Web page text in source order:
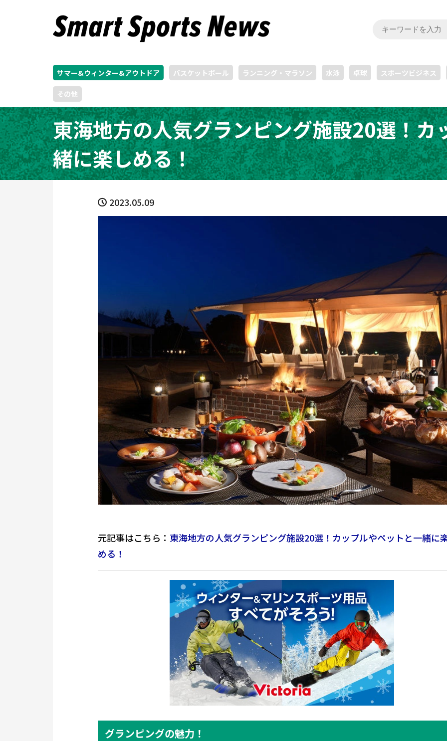
サマー&ウィンター&アウトドア バスケットボール ランニング・マラソン 水泳 卓球 スポーツビジネス
その他
東海地方の人気グランピング施設20選！カ
緒に楽しめる！
2023.05.09
元記事はこちら： 東海地方の人気グランピング施設20選！カップルやペットと一緒に
める！
グランピングの魅力！